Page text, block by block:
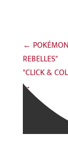
←
REBELLES"
"CLICK &
→